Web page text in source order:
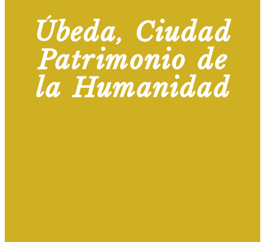
Úbeda, Ciudad
Patrimonio de
la Humanidad